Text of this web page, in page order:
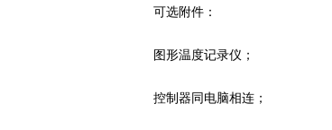
可选附件：
图形温度记录仪；
控制器同电脑相连；